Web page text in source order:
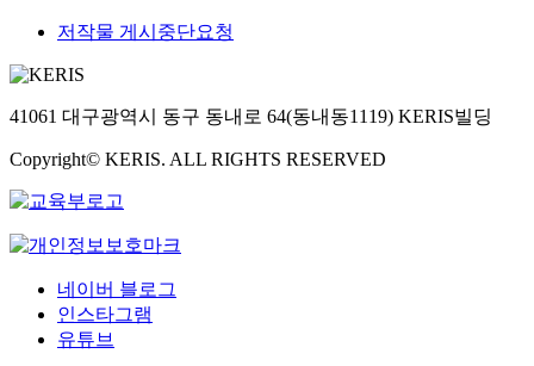
저작물 게시중단요청
41061 대구광역시 동구 동내로 64(동내동1119) KERIS빌딩
Copyright© KERIS. ALL RIGHTS RESERVED
네이버 블로그
인스타그램
유튜브